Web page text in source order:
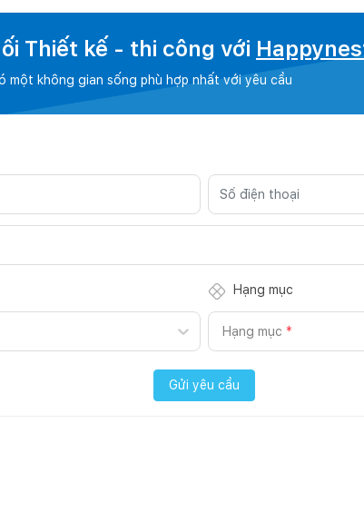
Thiết kế - thi công với
một không gian sống phù hợp nhất với yêu cầu
Hạng mục
Hạng mục *
Gửi yêu cầu